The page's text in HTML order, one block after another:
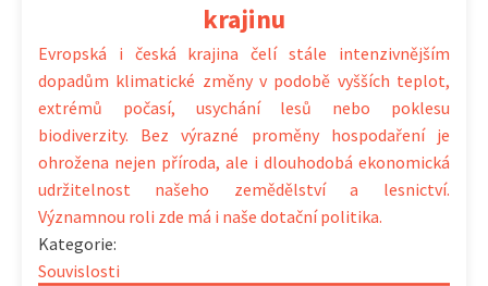
krajinu
Evropská i česká krajina čelí stále intenzivnějším
dopadům klimatické změny v podobě vyšších teplot,
extrémů počasí, usychání lesů nebo poklesu
biodiverzity. Bez výrazné proměny hospodaření je
ohrožena nejen příroda, ale i dlouhodobá ekonomická
udržitelnost našeho zemědělství a lesnictví.
Významnou roli zde má i naše dotační politika.
Kategorie:
Souvislosti